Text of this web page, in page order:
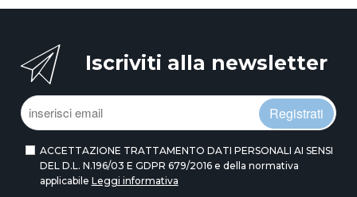
Iscriviti alla newsletter
Registrati
ACCETTAZIONE TRATTAMENTO DATI PERSONALI AI SENSI
DEL D.L. N.196/03 E GDPR 679/2016 e della normativa
applicabile Leggi informativa